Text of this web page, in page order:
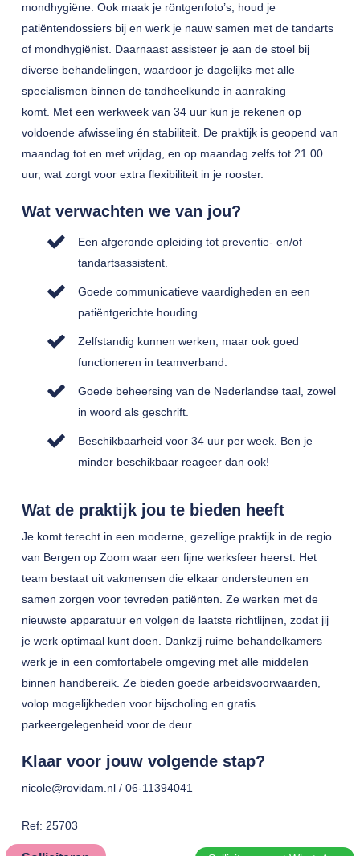
mondhygiëne. Ook maak je röntgenfoto’s, houd je
patiëntendossiers bij en werk je nauw samen met de tandarts
of mondhygiënist. Daarnaast assisteer je aan de stoel bij
diverse behandelingen, waardoor je dagelijks met alle
specialismen binnen de tandheelkunde in aanraking
komt. Met een werkweek van 34 uur kun je rekenen op
voldoende afwisseling én stabiliteit. De praktijk is geopend van
maandag tot en met vrijdag, en op maandag zelfs tot 21.00
uur, wat zorgt voor extra flexibiliteit in je rooster.
Wat verwachten we van jou?
Een afgeronde opleiding tot preventie- en/of
tandartsassistent.
Goede communicatieve vaardigheden en een
patiëntgerichte houding.
Zelfstandig kunnen werken, maar ook goed
functioneren in teamverband.
Goede beheersing van de Nederlandse taal, zowel
in woord als geschrift.
Beschikbaarheid voor 34 uur per week. Ben je
minder beschikbaar reageer dan ook!
Wat de praktijk jou te bieden heeft
Je komt terecht in een moderne, gezellige praktijk in de regio
van Bergen op Zoom waar een fijne werksfeer heerst. Het
team bestaat uit vakmensen die elkaar ondersteunen en
samen zorgen voor tevreden patiënten. Ze werken met de
nieuwste apparatuur en volgen de laatste richtlijnen, zodat jij
je werk optimaal kunt doen. Dankzij ruime behandelkamers
werk je in een comfortabele omgeving met alle middelen
binnen handbereik. Ze bieden goede arbeidsvoorwaarden,
volop mogelijkheden voor bijscholing en gratis
parkeergelegenheid voor de deur.
Klaar voor jouw volgende stap?
nicole@rovidam.nl / 06-11394041
Ref: 25703